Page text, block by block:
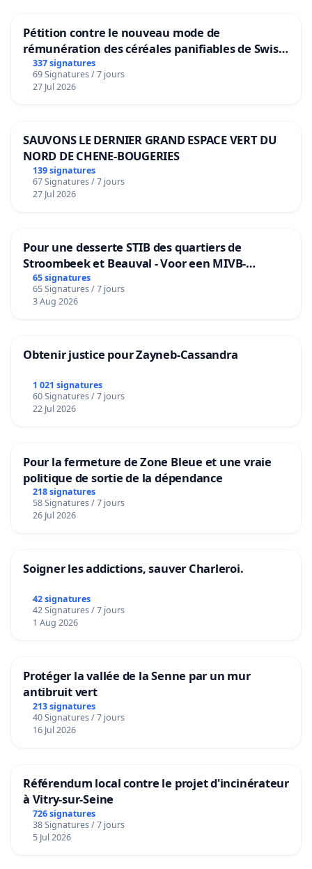
Pétition contre le nouveau mode de
rémunération des céréales panifiables de Swiss
granum basé sur la teneur en protéines
337 signatures
69 Signatures / 7 jours
27 Jul 2026
SAUVONS LE DERNIER GRAND ESPACE VERT DU
NORD DE CHENE-BOUGERIES
139 signatures
67 Signatures / 7 jours
27 Jul 2026
Pour une desserte STIB des quartiers de
Stroombeek et Beauval - Voor een MIVB-
bediening van de wijken Strombeek en Het
Voor
65 signatures
65 Signatures / 7 jours
3 Aug 2026
Obtenir justice pour Zayneb-Cassandra
1 021 signatures
60 Signatures / 7 jours
22 Jul 2026
Pour la fermeture de Zone Bleue et une vraie
politique de sortie de la dépendance
218 signatures
58 Signatures / 7 jours
26 Jul 2026
Soigner les addictions, sauver Charleroi.
42 signatures
42 Signatures / 7 jours
1 Aug 2026
Protéger la vallée de la Senne par un mur
antibruit vert
213 signatures
40 Signatures / 7 jours
16 Jul 2026
Référendum local contre le projet d'incinérateur
à Vitry-sur-Seine
726 signatures
38 Signatures / 7 jours
5 Jul 2026